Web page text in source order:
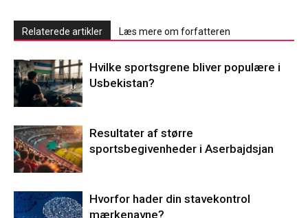
Relaterede artikler Læs mere om forfatteren
Hvilke sportsgrene bliver populære i
Usbekistan?
Resultater af større
sportsbegivenheder i Aserbajdsjan
Hvorfor hader din stavekontrol
mærkenavne?